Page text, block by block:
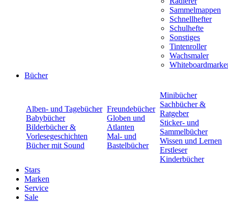
Sammelmappen
Schnellhefter
Schulhefte
Sonstiges
Tintenroller
Wachsmaler
Bücher
Alben- und Tagebücher
Babybücher
Bilderbücher &
Vorlesegeschichten
Bücher mit Sound
Freundebücher
Globen und
Atlanten
Mal- und
Bastelbücher
Minibücher
Sachbücher &
Ratgeber
Sticker- und
Sammelbücher
Wissen und Lernen
Erstleser
Kinderbücher
Stars
Marken
Service
Sale